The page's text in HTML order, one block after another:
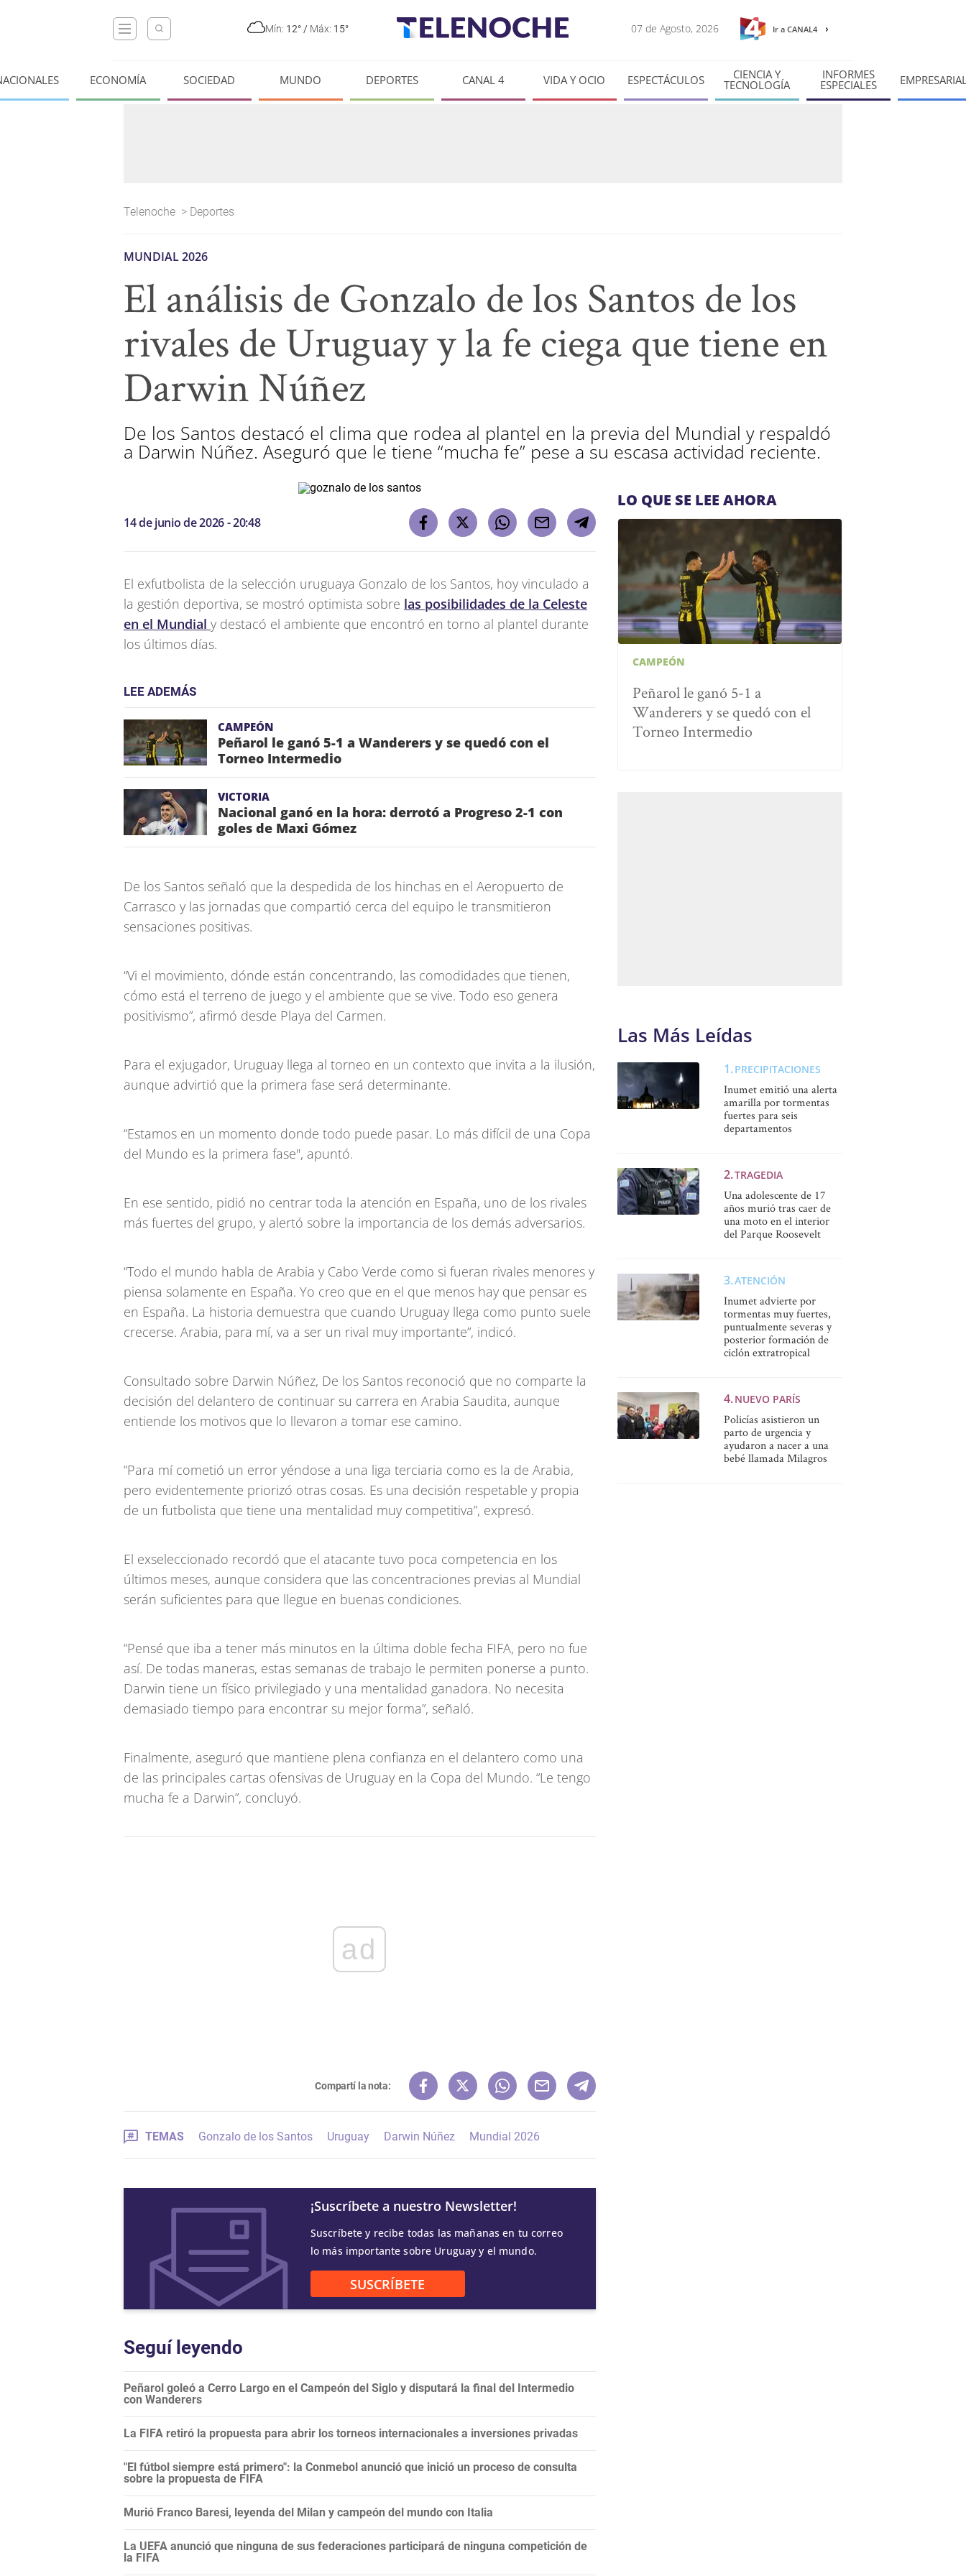
Mín: 12° / Máx: 15° 07 de Agosto, 2026 Ir a CANAL4
ECONOMÍA SOCIEDAD MUNDO DEPORTES CANAL 4 VIDA Y OCIO ESPECTÁCULOS CIENCIA Y
TECNOLOGÍA
INFORMES
ESPECIALES
Telenoche > Deportes
MUNDIAL 2026
El análisis de Gonzalo de los Santos de los
rivales de Uruguay y la fe ciega que tiene en
Darwin Núñez
De los Santos destacó el clima que rodea al plantel en la previa del Mundial y respaldó
a Darwin Núñez. Aseguró que le tiene “mucha fe” pese a su escasa actividad reciente.
14 de junio de 2026 - 20:48
El exfutbolista de la selección uruguaya Gonzalo de los Santos, hoy vinculado a
la gestión deportiva, se mostró optimista sobre las posibilidades de la Celeste
en el Mundial y destacó el ambiente que encontró en torno al plantel durante
los últimos días.
LEE ADEMÁS
CAMPEÓN
Peñarol le ganó 5-1 a Wanderers y se quedó con el
Torneo Intermedio
VICTORIA
Nacional ganó en la hora: derrotó a Progreso 2-1 con
goles de Maxi Gómez
De los Santos señaló que la despedida de los hinchas en el Aeropuerto de
Carrasco y las jornadas que compartió cerca del equipo le transmitieron
sensaciones positivas.
“Vi el movimiento, dónde están concentrando, las comodidades que tienen,
cómo está el terreno de juego y el ambiente que se vive. Todo eso genera
positivismo”, afirmó desde Playa del Carmen.
Para el exjugador, Uruguay llega al torneo en un contexto que invita a la ilusión,
aunque advirtió que la primera fase será determinante.
“Estamos en un momento donde todo puede pasar. Lo más difícil de una Copa
del Mundo es la primera fase", apuntó.
En ese sentido, pidió no centrar toda la atención en España, uno de los rivales
más fuertes del grupo, y alertó sobre la importancia de los demás adversarios.
“Todo el mundo habla de Arabia y Cabo Verde como si fueran rivales menores y
piensa solamente en España. Yo creo que en el que menos hay que pensar es
en España. La historia demuestra que cuando Uruguay llega como punto suele
crecerse. Arabia, para mí, va a ser un rival muy importante”, indicó.
Consultado sobre Darwin Núñez, De los Santos reconoció que no comparte la
decisión del delantero de continuar su carrera en Arabia Saudita, aunque
entiende los motivos que lo llevaron a tomar ese camino.
“Para mí cometió un error yéndose a una liga terciaria como es la de Arabia,
pero evidentemente priorizó otras cosas. Es una decisión respetable y propia
de un futbolista que tiene una mentalidad muy competitiva”, expresó.
El exseleccionado recordó que el atacante tuvo poca competencia en los
últimos meses, aunque considera que las concentraciones previas al Mundial
serán suficientes para que llegue en buenas condiciones.
“Pensé que iba a tener más minutos en la última doble fecha FIFA, pero no fue
así. De todas maneras, estas semanas de trabajo le permiten ponerse a punto.
Darwin tiene un físico privilegiado y una mentalidad ganadora. No necesita
demasiado tiempo para encontrar su mejor forma”, señaló.
Finalmente, aseguró que mantiene plena confianza en el delantero como una
de las principales cartas ofensivas de Uruguay en la Copa del Mundo. “Le tengo
mucha fe a Darwin”, concluyó.
ad
Compartí la nota:
TEMAS Gonzalo de los Santos Uruguay Darwin Núñez Mundial 2026
¡Suscríbete a nuestro Newsletter!
Suscríbete y recibe todas las mañanas en tu correo
lo más importante sobre Uruguay y el mundo.
SUSCRÍBETE
Seguí leyendo
Peñarol goleó a Cerro Largo en el Campeón del Siglo y disputará la final del Intermedio
con Wanderers
La FIFA retiró la propuesta para abrir los torneos internacionales a inversiones privadas
"El fútbol siempre está primero": la Conmebol anunció que inició un proceso de consulta
sobre la propuesta de FIFA
Murió Franco Baresi, leyenda del Milan y campeón del mundo con Italia
La UEFA anunció que ninguna de sus federaciones participará de ninguna competición de
la FIFA
LO QUE SE LEE AHORA
CAMPEÓN
Peñarol le ganó 5-1 a
Wanderers y se quedó con el
Torneo Intermedio
Las Más Leídas
PRECIPITACIONES
Inumet emitió una alerta
amarilla por tormentas
fuertes para seis
departamentos
TRAGEDIA
Una adolescente de 17
años murió tras caer de
una moto en el interior
del Parque Roosevelt
ATENCIÓN
Inumet advierte por
tormentas muy fuertes,
puntualmente severas y
posterior formación de
ciclón extratropical
NUEVO PARÍS
Policías asistieron un
parto de urgencia y
ayudaron a nacer a una
bebé llamada Milagros